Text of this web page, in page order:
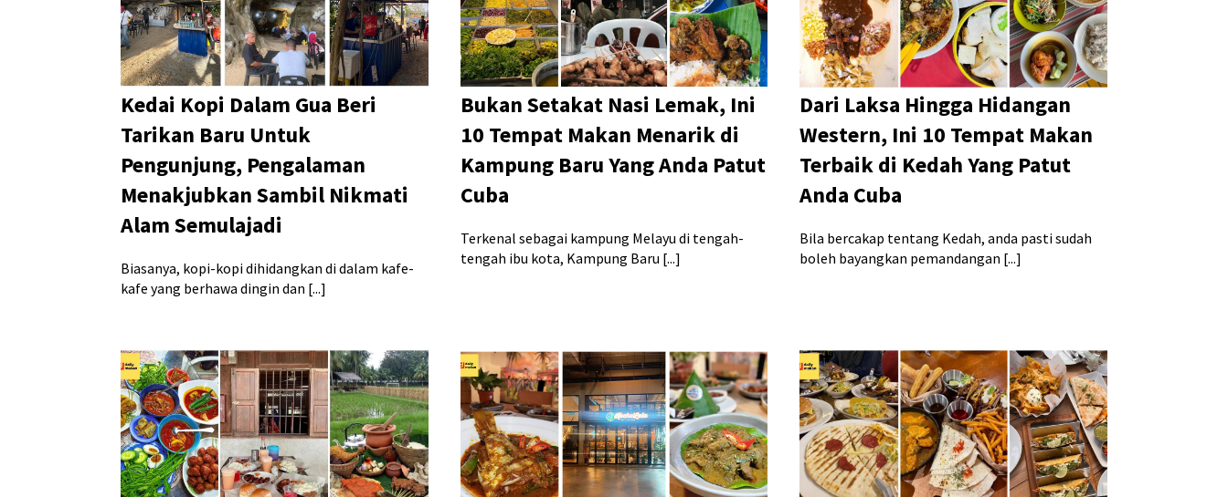
Kedai Kopi Dalam Gua Beri
Tarikan Baru Untuk
Pengunjung, Pengalaman
Menakjubkan Sambil Nikmati
Alam Semulajadi
Biasanya, kopi-kopi dihidangkan di dalam kafe-
kafe yang berhawa dingin dan [...]
Bukan Setakat Nasi Lemak, Ini
10 Tempat Makan Menarik di
Kampung Baru Yang Anda Patut
Cuba
Terkenal sebagai kampung Melayu di tengah-
tengah ibu kota, Kampung Baru [...]
Dari Laksa Hingga Hidangan
Western, Ini 10 Tempat Makan
Terbaik di Kedah Yang Patut
Anda Cuba
Bila bercakap tentang Kedah, anda pasti sudah
boleh bayangkan pemandangan [...]